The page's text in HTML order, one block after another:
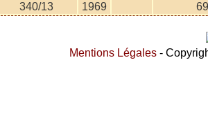
340/13
1969 69
Mentions Légales -